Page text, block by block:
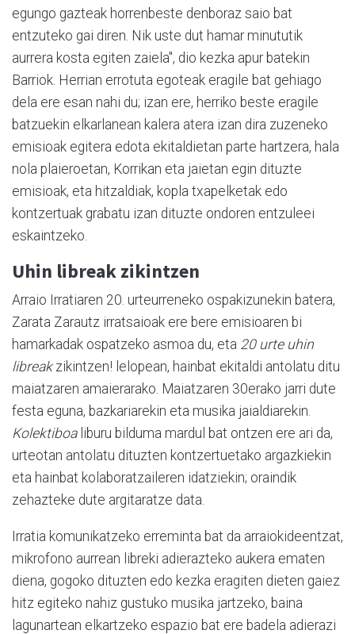
egungo gazteak horrenbeste denboraz saio bat
entzuteko gai diren. Nik uste dut hamar minututik
aurrera kosta egiten zaiela", dio kezka apur batekin
Barriok. Herrian errotuta egoteak eragile bat gehiago
dela ere esan nahi du; izan ere, herriko beste eragile
batzuekin elkarlanean kalera atera izan dira zuzeneko
emisioak egitera edota ekitaldietan parte hartzera, hala
nola plaieroetan, Korrikan eta jaietan egin dituzte
emisioak, eta hitzaldiak, kopla txapelketak edo
kontzertuak grabatu izan dituzte ondoren entzuleei
eskaintzeko.
Uhin libreak zikintzen
Arraio Irratiaren 20. urteurreneko ospakizunekin batera,
Zarata Zarautz irratsaioak ere bere emisioaren bi
hamarkadak ospatzeko asmoa du, eta 20 urte uhin
libreakzikintzen! lelopean, hainbat ekitaldi antolatu ditu
maiatzaren amaierarako. Maiatzaren 30erako jarri dute
festa eguna, bazkariarekin eta musika jaialdiarekin.
Kolektiboaliburu bilduma mardul bat ontzen ere ari da,
urteotan antolatu dituzten kontzertuetako argazkiekin
eta hainbat kolaboratzaileren idatziekin; oraindik
zehazteke dute argitaratze data.
Irratia komunikatzeko erreminta bat da arraiokideentzat,
mikrofono aurrean libreki adierazteko aukera ematen
diena, gogoko dituzten edo kezka eragiten dieten gaiez
hitz egiteko nahiz gustuko musika jartzeko, baina
lagunartean elkartzeko espazio bat ere badela adierazi